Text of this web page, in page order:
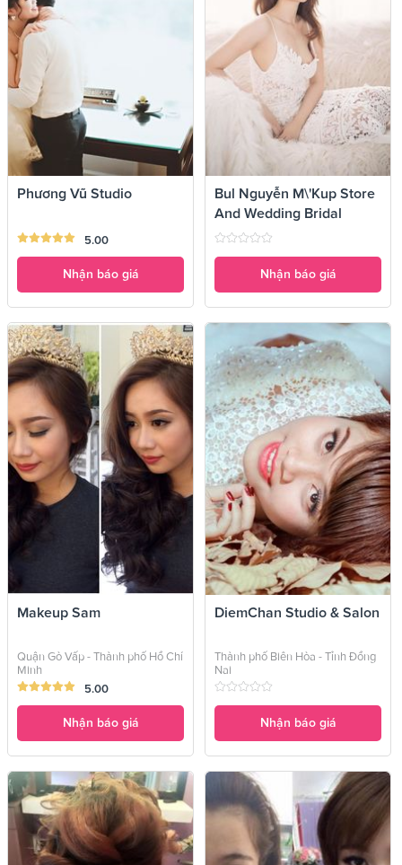
Phương Vũ Studio
5.00
Nhận báo giá
Bul Nguyễn M\'kup Store
And Wedding Bridal
Nhận báo giá
Makeup Sam
Quận Gò Vấp - Thành phố Hồ Chí
Minh
5.00
Nhận báo giá
DiemChan Studio & Salon
Thành phố Biên Hòa - Tỉnh Đồng
Nai
Nhận báo giá